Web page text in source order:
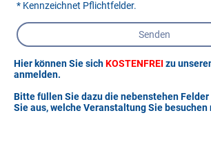
* Kennzeichnet Pflichtfelder.
Senden
Hier können Sie sichKOSTENFREI zu
anmelden.
Bitte füllen Sie dazu die nebenstehen Felder
Sie aus, welche Veranstaltung Sie besuchen